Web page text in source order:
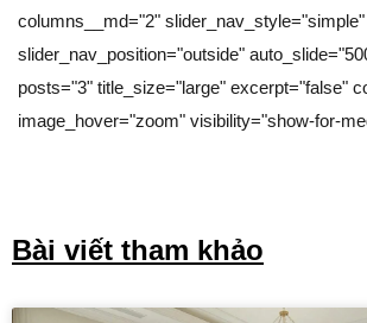
columns__md="2" slider_nav_style="simple"
slider_nav_position="outside"
posts="3" title_size="large" excerpt="false"
image_hover="zoom" visibility="show-for-
Bài viết tham khảo